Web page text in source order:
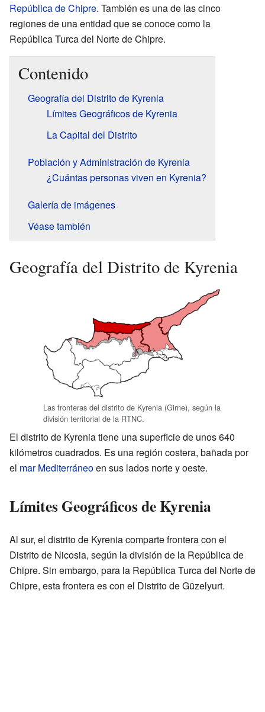
República de Chipre. También es una de las cinco
regiones de una entidad que se conoce como la
República Turca del Norte de Chipre.
Contenido
Geografía del Distrito de Kyrenia
Límites Geográficos de Kyrenia
La Capital del Distrito
Población y Administración de Kyrenia
¿Cuántas personas viven en Kyrenia?
Galería de imágenes
Véase también
Geografía del Distrito de Kyrenia
Las fronteras del distrito de Kyrenia (Girne), según la
división territorial de la RTNC.
El distrito de Kyrenia tiene una superficie de unos 640
kilómetros cuadrados. Es una región costera, bañada por
el mar Mediterráneoen sus lados norte y oeste.
Límites Geográficos de Kyrenia
Al sur, el distrito de Kyrenia comparte frontera con el
Distrito de Nicosia, según la división de la República de
Chipre. Sin embargo, para la República Turca del Norte de
Chipre, esta frontera es con el Distrito de Güzelyurt.